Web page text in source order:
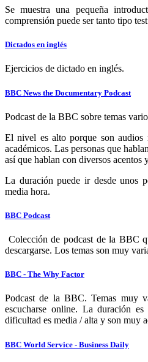
Se muestra una pequeña
comprensión puede ser tanto tipo
Dictados en inglés
Ejercicios de dictado en inglés.
BBC News the Documentary Podcast
Podcast de la BBC sobre temas
El nivel es alto porque son audios
académicos. Las personas que
así que hablan con diversos acentos
La duración puede ir desde unos
media hora.
BBC Podcast
Colección de podcast de la BBC
descargarse. Los temas son muy
BBC - The Why Factor
Podcast de la BBC. Temas muy
escucharse online. La duración
dificultad es media / alta y son muy
BBC World Service - Business Daily